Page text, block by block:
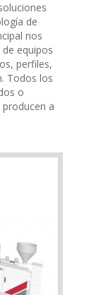
de
nos
equipos
perfiles,
Todos los
o
a